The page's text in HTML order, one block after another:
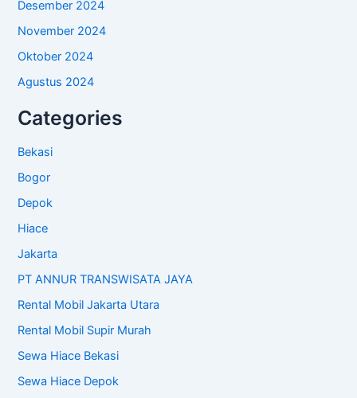
Desember 2024
November 2024
Oktober 2024
Agustus 2024
Categories
Bekasi
Bogor
Depok
Hiace
Jakarta
PT ANNUR TRANSWISATA JAYA
Rental Mobil Jakarta Utara
Rental Mobil Supir Murah
Sewa Hiace Bekasi
Sewa Hiace Depok